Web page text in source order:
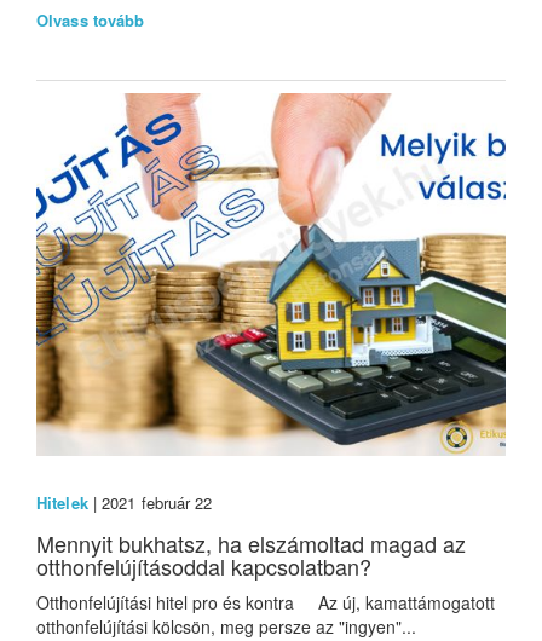
Olvass tovább
Hitelek| 2021 február 22
Mennyit bukhatsz, ha elszámoltad magad az
otthonfelújításoddal kapcsolatban?
Otthonfelújítási hitel pro és kontra Az új, kamattámogatott
otthonfelújítási kölcsön, meg persze az "ingyen"...